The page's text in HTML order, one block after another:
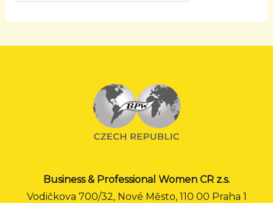
Business & Professional Women CR z.s.
Vodičkova 700/32, Nové Město, 110 00 Praha 1